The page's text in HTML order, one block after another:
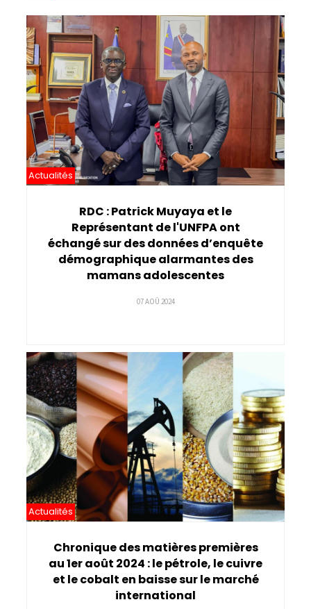
Actualités
RDC : Patrick Muyaya et le
Représentant de l'UNFPA ont
échangé sur des données d’enquête
démographique alarmantes des
mamans adolescentes
07 AOÛ 2024
Actualités
Chronique des matières premières
au 1er août 2024 : le pétrole, le cuivre
et le cobalt en baisse sur le marché
international
Pagination